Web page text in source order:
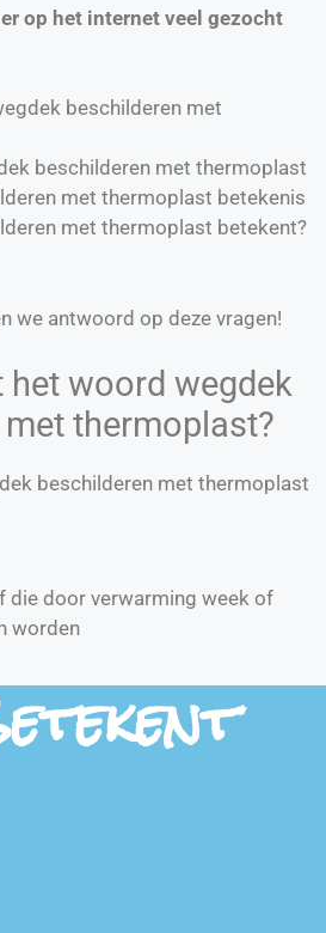
op het internet veel gezocht
beschilderen met
beschilderen met thermoplast
met thermoplast betekenis
met thermoplast betekent?
we antwoord op deze vragen!
het woord wegdek
thermoplast?
beschilderen met thermoplast
door verwarming week of
worden